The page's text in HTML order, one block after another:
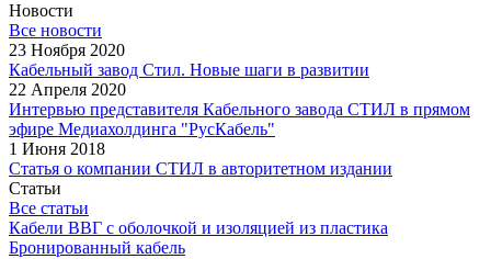
Новости
Все новости
23 Ноября 2020
Кабельный завод Стил. Новые шаги в развитии
22 Апреля 2020
Интервью представителя Кабельного завода СТИЛ в прямом
эфире Медиахолдинга "РусКабель"
1 Июня 2018
Статья о компании СТИЛ в авторитетном издании
Статьи
Все статьи
Кабели ВВГ с оболочкой и изоляцией из пластика
Бронированный кабель